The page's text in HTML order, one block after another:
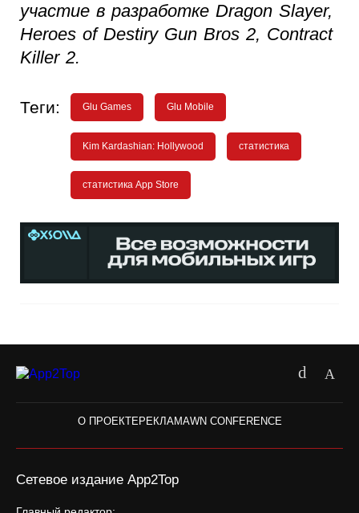
участие в разработке Dragon Slayer,
Heroes of Destiry Gun Bros 2, Contract
Killer 2.
Теги: Glu Games Glu Mobile
Kim Kardashian: Hollywood статистика
статистика App Store
О ПРОЕКТЕ РЕКЛАМАWN CONFERENCE
Сетевое издание App2Top